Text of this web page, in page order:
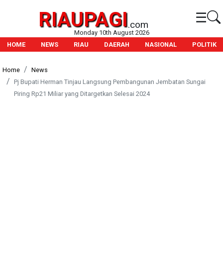
RIAUPAGI.com ☰
Monday 10th August 2026
HOME
NEWS RIAU DAERAH NASIONAL POLITIK
Home
News
Pj Bupati Herman Tinjau Langsung Pembangunan Jembatan Sungai
Piring Rp21 Miliar yang Ditargetkan Selesai 2024